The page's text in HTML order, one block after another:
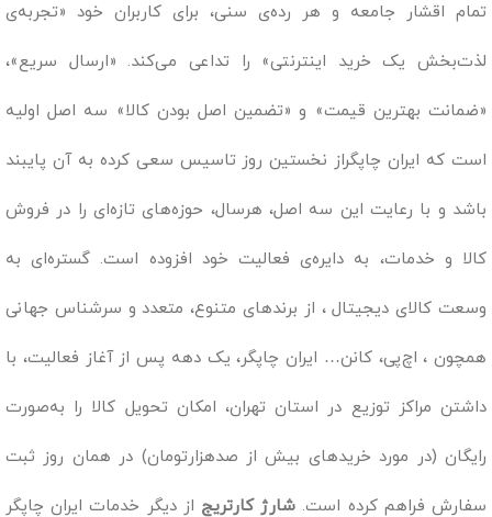
تمام اقشار جامعه و هر رده‌ی سنی، برای کاربران خود «تجربه‌ی
لذت‌بخش یک خرید اینترنتی» را تداعی می‌کند. «ارسال سریع»،
«ضمانت بهترین قیمت» و «تضمین اصل بودن کالا» سه اصل اولیه
است که ایران چاپگراز نخستین روز تاسیس سعی کرده به آن پایبند
باشد و با رعایت این سه اصل، هرسال، حوزه‌های تازه‌ای را در فروش
کالا و خدمات، به دایره‌ی فعالیت خود افزوده است. گستره‌ای به
وسعت کالای دیجیتال ، از برندهای متنوع، متعدد و سرشناس جهانی
همچون ، اچ‌پی، کانن… ایران چاپگر، یک دهه پس از آغاز فعالیت، با
داشتن مراکز توزیع در استان تهران، امکان تحویل کالا را به‌صورت
رایگان (در مورد خریدهای بیش از صدهزارتومان) در همان روز ثبت
سفارش فراهم کرده است. شارژ کارتریج از دیگر خدمات ایران چاپگر